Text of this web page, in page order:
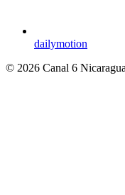
dailymotion
© 2026 Canal 6